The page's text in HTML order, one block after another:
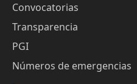
Convocatorias
Transparencia
PGI
Números de emergencias